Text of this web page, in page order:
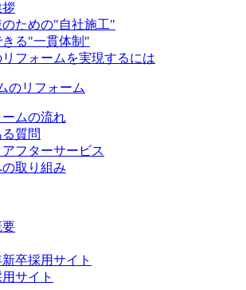
拶
のための"自社施工"
る"一貫体制"
フォームを実現するには
のリフォーム
ームの流れ
質問
フターサービス
取り組み
要
新卒採用サイト
サイト